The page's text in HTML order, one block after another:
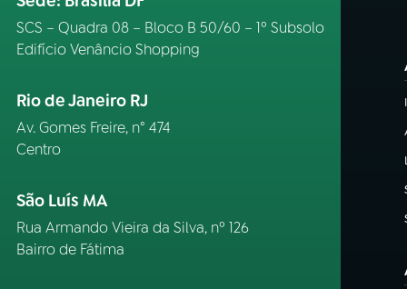
SCS – Quadra 08 – Bloco B 50/60 – 1º Subsolo
Edifício Venâncio Shopping
Rio de Janeiro RJ
Av. Gomes Freire, n° 474
Centro
São Luís MA
Rua Armando Vieira da Silva, nº 126
Bairro de Fátima